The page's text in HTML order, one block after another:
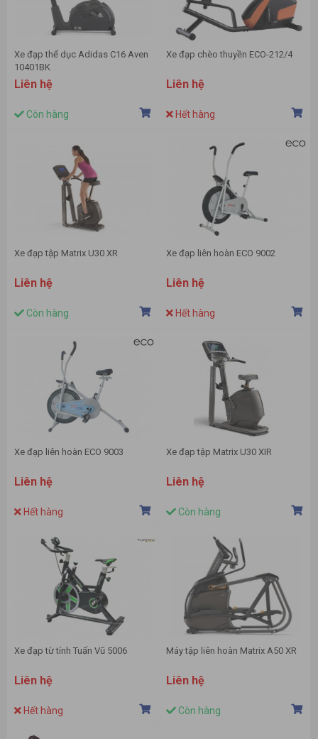
Xe đạp thể dục Adidas C16 Aven
10401BK
Liên hệ
Còn hàng
Xe đạp chèo thuyền ECO-212/4
Liên hệ
Hết hàng
Xe đạp tập Matrix U30 XR
Liên hệ
Còn hàng
Xe đạp liên hoàn ECO 9002
Liên hệ
Hết hàng
Xe đạp liên hoàn ECO 9003
Liên hệ
Hết hàng
Xe đạp tập Matrix U30 XIR
Liên hệ
Còn hàng
Xe đạp từ tính Tuấn Vũ 5006
Liên hệ
Hết hàng
Máy tập liên hoàn Matrix A50 XR
Liên hệ
Còn hàng